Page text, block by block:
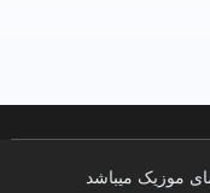
موزیک میباشد